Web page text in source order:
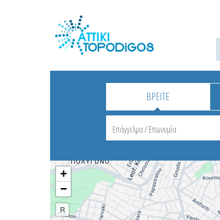
ΒΡΕΙΤΕ
+
−
R